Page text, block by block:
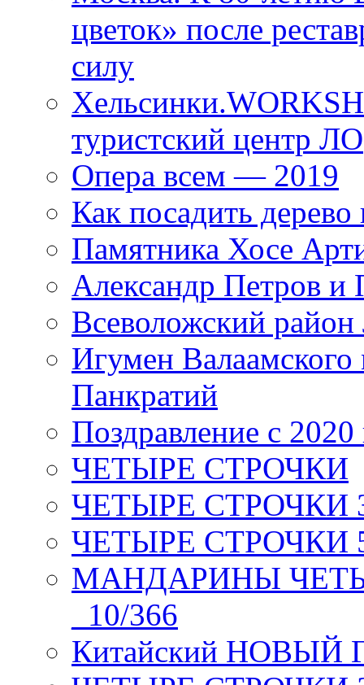
цветок» после
силу
туристский центр ЛО
Опера всем — 2019
Как посадить дерево
Памятника Хосе
Александр Петров и
Всеволожский район
Игумен
Панкратий
Поздравление с 2020
ЧЕТЫРЕ СТРОЧКИ
ЧЕТЫРЕ СТРОЧКИ 3
ЧЕТЫРЕ СТРОЧКИ 5
МАНДАРИНЫ
_10/366
Китайский НОВЫЙ